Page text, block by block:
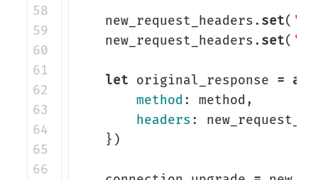
58
59
60
61
62
63
64
65
66
new_request_headers . set(
new_request_headers . set(
let original_response =
method : method ,
headers :
})